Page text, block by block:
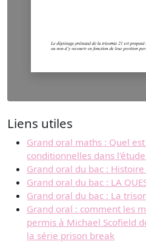
Liens utiles
Grand oral maths : Quel
conditionnelles dans
Grand oral du bac : Histoire
Grand oral du bac : LA
Grand oral du bac : La
Grand oral : comment les
permis à Michael Scofield
la série prison break